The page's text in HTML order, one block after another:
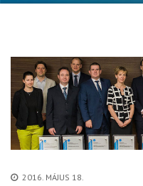
2016. MÁJUS 18.